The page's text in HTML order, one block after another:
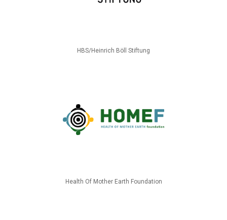
HBS/Heinrich Böll Stiftung
Health Of Mother Earth Foundation